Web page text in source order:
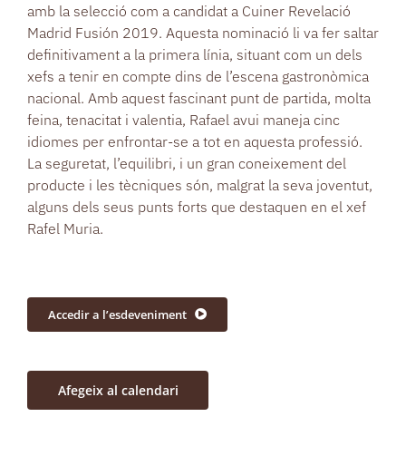
amb la selecció com a candidat a Cuiner Revelació
Madrid Fusión 2019. Aquesta nominació li va fer saltar
definitivament a la primera línia, situant com un dels
xefs a tenir en compte dins de l’escena gastronòmica
nacional. Amb aquest fascinant punt de partida, molta
feina, tenacitat i valentia, Rafael avui maneja cinc
idiomes per enfrontar-se a tot en aquesta professió.
La seguretat, l’equilibri, i un gran coneixement del
producte i les tècniques són, malgrat la seva joventut,
alguns dels seus punts forts que destaquen en el xef
Rafel Muria.
Accedir a l’esdeveniment
Afegeix al calendari